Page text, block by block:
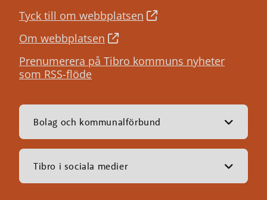
Tyck till om webbplatsen
Om webbplatsen
Prenumerera på Tibro kommuns nyheter
som RSS-flöde
Bolag och kommunalförbund
Tibro i sociala medier